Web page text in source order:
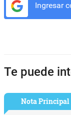
Ingresar
Te puede
Nota Principal